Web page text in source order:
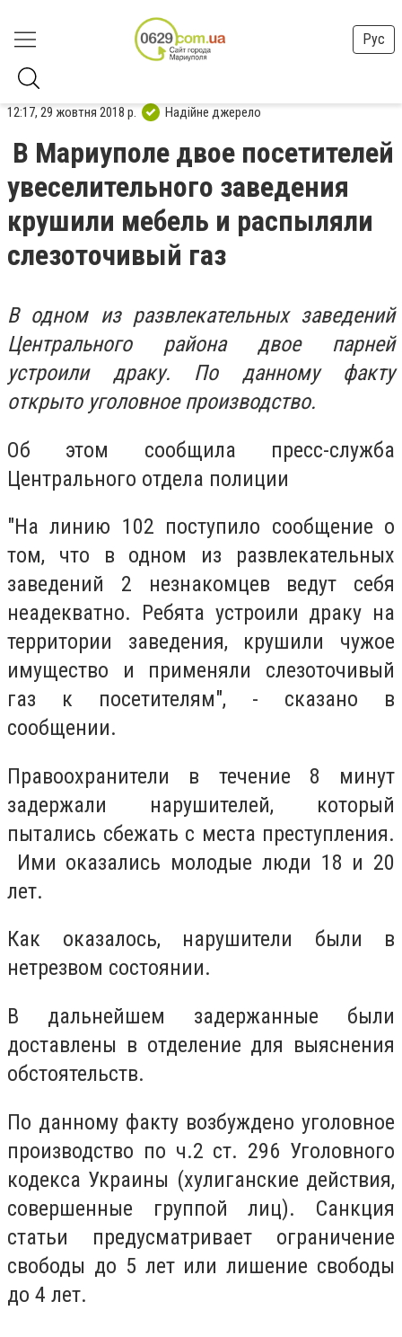
Рус
12:17, 29 жовтня 2018 р. Надійне джерело
В Мариуполе двое посетителей
увеселительного заведения
крушили мебель и распыляли
слезоточивый газ
В одном из развлекательных заведений
Центрального района двое парней
устроили драку. По данному факту
открыто уголовное производство.
Об этом сообщила пресс-служба
Центрального отдела полиции
"На линию 102 поступило сообщение о
том, что в одном из развлекательных
заведений 2 незнакомцев ведут себя
неадекватно. Ребята устроили драку на
территории заведения, крушили чужое
имущество и применяли слезоточивый
газ к посетителям", - сказано в
сообщении.
Правоохранители в течение 8 минут
задержали нарушителей, который
пытались сбежать с места преступления.
Ими оказались молодые люди 18 и 20
лет.
Как оказалось, нарушители были в
нетрезвом состоянии.
В дальнейшем задержанные были
доставлены в отделение для выяснения
обстоятельств.
По данному факту возбуждено уголовное
производство по ч.2 ст. 296 Уголовного
кодекса Украины (хулиганские действия,
совершенные группой лиц). Санкция
статьи предусматривает ограничение
свободы до 5 лет или лишение свободы
до 4 лет.